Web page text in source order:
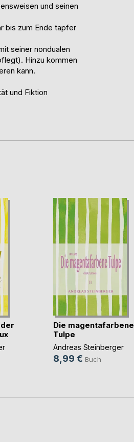
und seinen
bis zum Ende tapfer
seiner nondualen
Hinzu kommen
kann.
und Fiktion
Die magentafarbene
Tulpe
Andreas Steinberger
8,99 € Buch